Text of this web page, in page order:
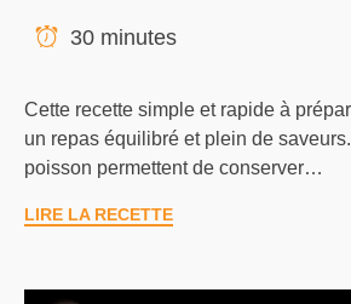
30 minutes
Cette recette simple et rapide à
un repas équilibré et plein de
poisson permettent de conserver…
LIRE LA RECETTE